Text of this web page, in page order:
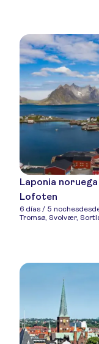
Laponia noruega
Lofoten
6 días / 5 noches
Tromsø, Svolvær,